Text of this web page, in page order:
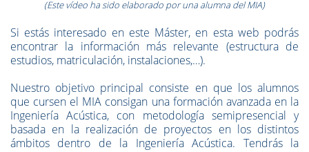
(Este vídeo ha sido elaborado por una alumna del MIA)
Si estás interesado en este Máster, en esta web podrás
encontrar la información más relevante (estructura de
estudios, matriculación, instalaciones,…).
Nuestro objetivo principal consiste en que los alumnos
que cursen el MIA consigan una formación avanzada en la
Ingeniería Acústica, con metodología semipresencial y
basada en la realización de proyectos en los distintos
ámbitos dentro de la Ingeniería Acústica. Tendrás la